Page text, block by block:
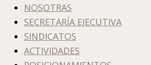
NOSOTRAS
SECRETARÍA EJECUTIVA
SINDICATOS
ACTIVIDADES